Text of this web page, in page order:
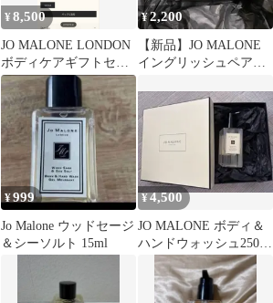
¥8,500
JO MALONE LONDON
ボディケアギフトセッ
ト
¥2,200
【新品】JO MALONE
イングリッシュペア&
ンドウッシュ
¥999
Jo Malone ウッドセージ
＆シーソルト 15ml
¥4,500
JO MALONE ボディ＆
ハンドウォッシュ250ml
ギフトボックス付き